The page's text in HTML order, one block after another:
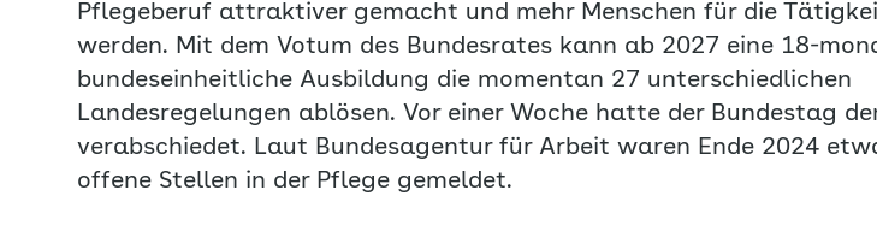
Pflegeberuf attraktiver gemacht und mehr Menschen für die
werden. Mit dem Votum des Bundesrates kann ab 2027 eine 18-
bundeseinheitliche Ausbildung die momentan 27 unterschiedlichen
Landesregelungen ablösen. Vor einer Woche hatte der Bundestag
verabschiedet. Laut Bundesagentur für Arbeit waren Ende 2024
offene Stellen in der Pflege gemeldet.